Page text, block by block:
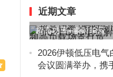
近期文章
超高功率+瞬时响应
容解决方案，专为高...
2026伊顿低压电
会议圆满举办，携